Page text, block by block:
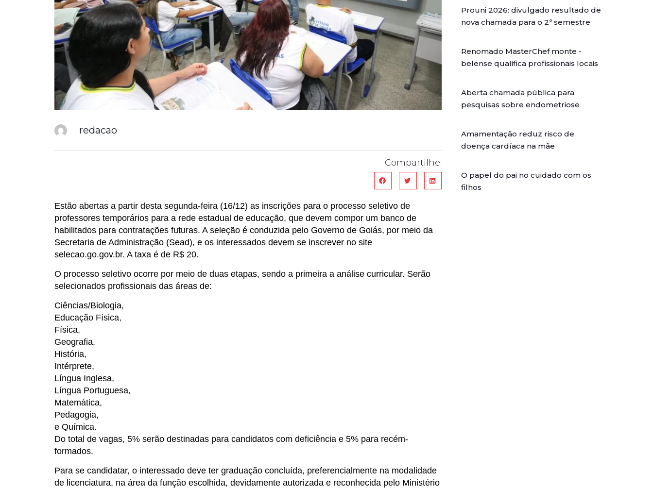
redacao
Compartilhe:
Estão abertas a partir desta segunda-feira (16/12) as inscrições para o processo seletivo de
professores temporários para a rede estadual de educação, que devem compor um banco de
habilitados para contratações futuras. A seleção é conduzida pelo Governo de Goiás, por meio da
Secretaria de Administração (Sead), e os interessados devem se inscrever no site
selecao.go.gov.br. A taxa é de R$ 20.
O processo seletivo ocorre por meio de duas etapas, sendo a primeira a análise curricular. Serão
selecionados profissionais das áreas de:
Ciências/Biologia,
Educação Física,
Física,
Geografia,
História,
Intérprete,
Língua Inglesa,
Língua Portuguesa,
Matemática,
Pedagogia,
e Química.
Do total de vagas, 5% serão destinadas para candidatos com deficiência e 5% para recém-
formados.
Para se candidatar, o interessado deve ter graduação concluída, preferencialmente na modalidade
de licenciatura, na área da função escolhida, devidamente autorizada e reconhecida pelo Ministério
Prouni 2026: divulgado resultado de
nova chamada para o 2º semestre
Renomado MasterChef monte -
belense qualifica profissionais locais
Aberta chamada pública para
pesquisas sobre endometriose
Amamentação reduz risco de
doença cardíaca na mãe
O papel do pai no cuidado com os
filhos